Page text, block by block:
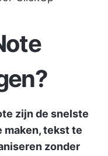
zijn de snelste
maken, tekst te
zonder